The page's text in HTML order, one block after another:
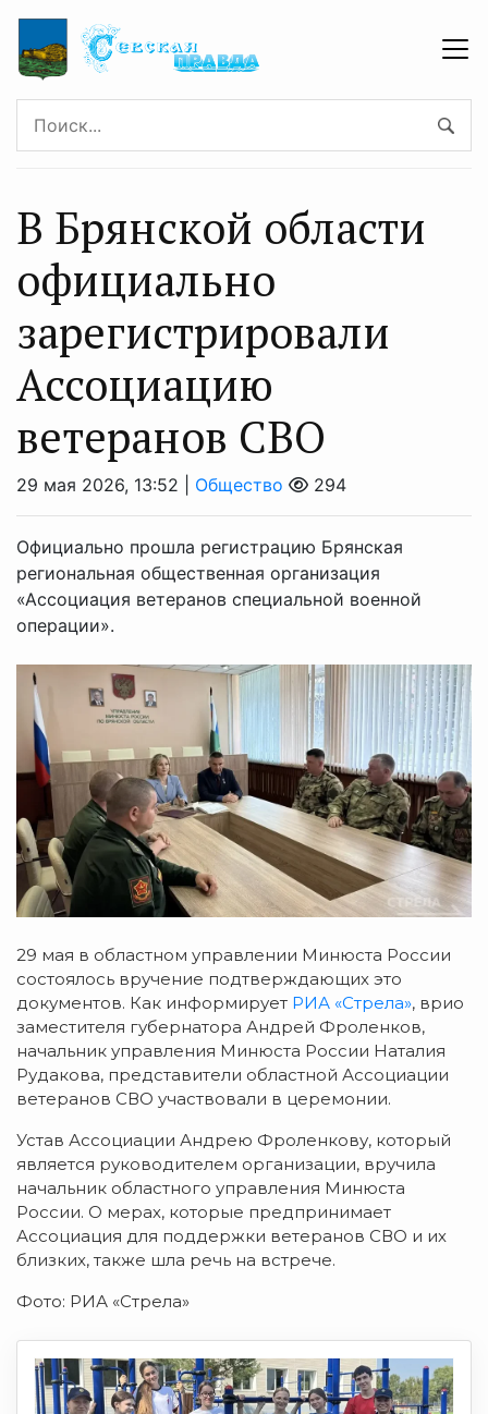
В Брянской области
официально
зарегистрировали
Ассоциацию
ветеранов СВО
29 мая 2026, 13:52 | Общество 294
Официально прошла регистрацию Брянская
региональная общественная организация
«Ассоциация ветеранов специальной военной
операции».
29 мая в областном управлении Минюста России
состоялось вручение подтверждающих это
документов. Как информирует РИА «Стрела», врио
заместителя губернатора Андрей Фроленков,
начальник управления Минюста России Наталия
Рудакова, представители областной Ассоциации
ветеранов СВО участвовали в церемонии.
Устав Ассоциации Андрею Фроленкову, который
является руководителем организации, вручила
начальник областного управления Минюста
России. О мерах, которые предпринимает
Ассоциация для поддержки ветеранов СВО и их
близких, также шла речь на встрече.
Фото: РИА «Стрела»